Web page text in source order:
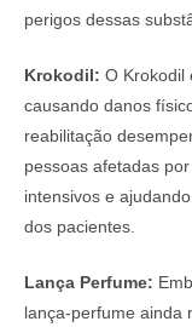
perigos dessas
Krokodil: O Krokodil
causando danos
reabilitação
pessoas afetadas
intensivos e
dos pacientes.
Lança Perfume:
lança-perfume ainda